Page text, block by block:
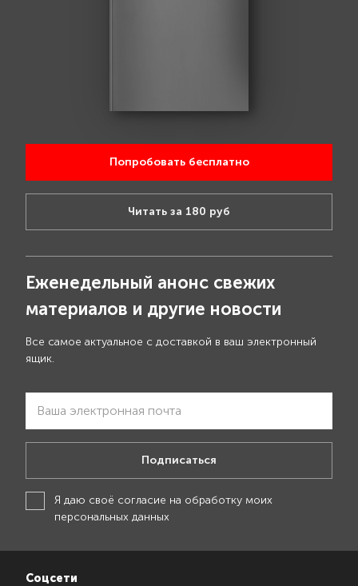
Попробовать бесплатно
Читать за 180 руб
Еженедельный анонс свежих
материалов и другие новости
Все самое актуальное с доставкой в ваш электронный
ящик.
Подписаться
Я даю своё согласие на обработку моих
персональных данных
Соцсети